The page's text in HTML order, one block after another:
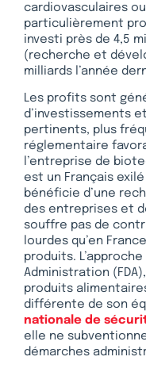
cardiovasculaires
particulièrement
investi près de 4,5
(recherche et
milliards l’année
Les profits sont
d’investissements
pertinents, plus
réglementaire
l’entreprise de
est un Français
bénéficie d’une
des entreprises et
souffre pas de
lourdes qu’en
produits.
Administration
produits
différente de son
nationale de
elle ne
démarches